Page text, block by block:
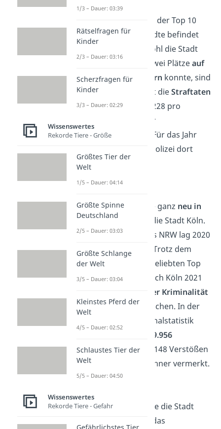
Aachen
der Top 10
gefährlichsten Städte befindet
sich Aachen. Obwohl die Stadt
Aachen 2021 um zwei Plätzeauf
Platz 7 hochklettern konnte, sind
auch in diesem Ort dieStraftaten
von 10.783 auf 10.228 pro
100.000 Einwohner
zurückgegangen
. Für das Jahr
2021 meldete die Polizei dort
25.456 Straftaten
Die erste Stadt, die ganz neu in
den Top 10
ist, ist die Stadt Köln.
Der Newcomer aus NRW lag 2020
noch auf Platz 12. Trotz dem
Aufstieg in die unbeliebten Top
10, konnte aber auch Köln 2021
Rückgang der Kriminalität
um 3 Prozenterreichen. In der
Polizeilichen Kriminalstatistik
109.956
Straftatenund 10.148 Verstößen
pro 100.000 Einwohner vermerkt.
Im Jahr 2020 bildete die Stadt
Magdeburg noch das
1/3 – Dauer: 03:39
Rätselfragen für
Kinder
2/3 – Dauer: 03:16
Scherzfragen für
Kinder
3/3 – Dauer: 02:29
Wissenswertes
Rekorde Tiere - Größe
Größtes Tier der
Welt
1/5 – Dauer: 04:14
Größte Spinne
Deutschland
2/5 – Dauer: 03:03
Größte Schlange
der Welt
3/5 – Dauer: 03:04
Kleinstes Pferd der
Welt
4/5 – Dauer: 02:52
Schlaustes Tier der
Welt
5/5 – Dauer: 04:50
Wissenswertes
Rekorde Tiere - Gefahr
Gefährlichstes Tier